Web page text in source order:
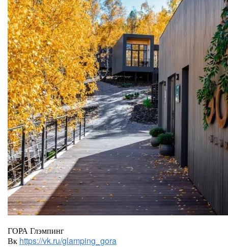
ГОРА Глэмпинг
Вк https://vk.ru/glamping_gora